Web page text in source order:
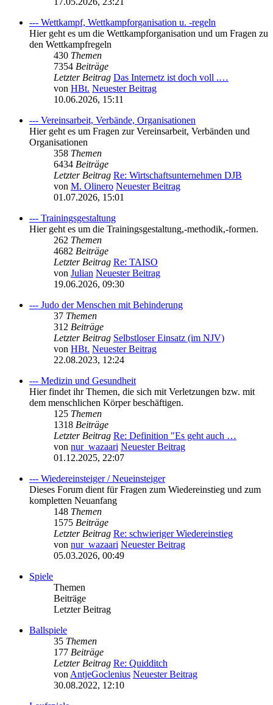
--- Wettkampf, Wettkampforganisation u. -regeln
Hier geht es um die Wettkampforganisation und um Fragen zu
den Wettkampfregeln
430 Themen
7354 Beiträge
Letzter Beitrag Das Internetz ist doch voll .…
von HBt. Neuester Beitrag
10.06.2026, 15:11
--- Vereinsarbeit, Verbände, Organisationen
Hier geht es um Fragen zur Vereinsarbeit, Verbänden und
Organisationen
358 Themen
6434 Beiträge
Letzter Beitrag Re: Wirtschaftsunternehmen DJB
von M. Olinero Neuester Beitrag
01.07.2026, 15:01
--- Trainingsgestaltung
Hier geht es um die Trainingsgestaltung,-methodik,-formen.
262 Themen
4682 Beiträge
Letzter Beitrag Re: TAISO
von Julian Neuester Beitrag
19.06.2026, 09:30
--- Judo der Menschen mit Behinderung
37 Themen
312 Beiträge
Letzter Beitrag Selbstloser Einsatz (im NJV)
von HBt. Neuester Beitrag
22.08.2023, 12:24
--- Medizin und Gesundheit
Hier findet ihr Themen, die sich mit Verletzungen bzw. mit
dem menschlichen Körper beschäftigen.
125 Themen
1318 Beiträge
Letzter Beitrag Re: Definition "Es geht auch …
von nur_wazaari Neuester Beitrag
01.12.2025, 22:07
--- Wiedereinsteiger / Neueinsteiger
Dieses Forum dient für Fragen zum Wiedereinstieg und zum
kompletten Neuanfang
148 Themen
1575 Beiträge
Letzter Beitrag Re: schwieriger Wiedereinstieg
von nur_wazaari Neuester Beitrag
05.03.2026, 00:49
Spiele
Themen
Beiträge
Letzter Beitrag
Ballspiele
35 Themen
177 Beiträge
Letzter Beitrag Re: Quidditch
von AntjeGoclenius Neuester Beitrag
30.08.2022, 12:10